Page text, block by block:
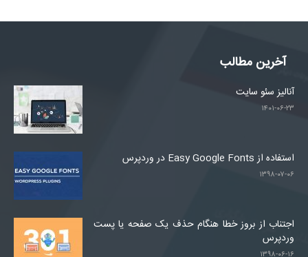
آخرین مطالب
آنالیز سئو سایت
۱۴۰۱-۰۶-۲۳
استفاده از Easy Google Fonts در وردپرس
۱۳۹۸-۰۷-۰۶
اجتناب از بروز خطا هنگام حذف یک صفحه یا پست
وردپرس